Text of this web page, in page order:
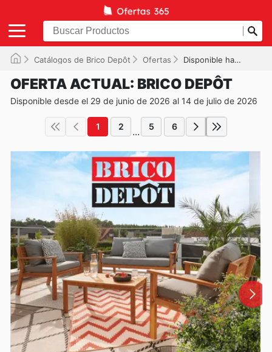
Catálogos de Brico Depôt Ofertas Disponible hasta el 14/07/2026
OFERTA ACTUAL: BRICO DEPÔT
Disponible desde el 29 de junio de 2026 al 14 de julio de 2026
1 2 ... 5 6